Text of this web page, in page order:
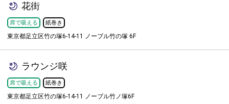
花街
席で吸える 紙巻き
東京都足立区竹の塚6-14-11 ノーブル竹の塚 6F
ラウンジ咲
席で吸える 紙巻き
東京都足立区竹の塚6-14-11 ノーブル竹ノ塚6F